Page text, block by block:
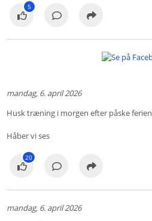
5
mandag, 6. april 2026
Husk træning i morgen efter påske ferien
Håber vi ses
20
mandag, 6. april 2026